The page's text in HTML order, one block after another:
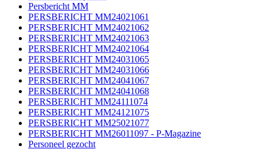
Persbericht MM
PERSBERICHT MM24021061
PERSBERICHT MM24021062
PERSBERICHT MM24021063
PERSBERICHT MM24021064
PERSBERICHT MM24031065
PERSBERICHT MM24031066
PERSBERICHT MM24041067
PERSBERICHT MM24041068
PERSBERICHT MM24111074
PERSBERICHT MM24121075
PERSBERICHT MM25021077
PERSBERICHT MM26011097 - P-Magazine
Personeel gezocht